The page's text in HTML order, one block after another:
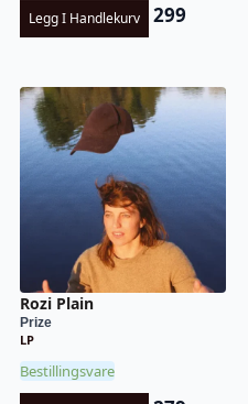
Legg I Handlekurv 299
Rozi Plain
Prize
LP
Bestillingsvare